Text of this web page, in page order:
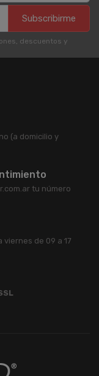
Subscribirme
descuentos y
(a domicilio y
tu número
viernes de 09 a 17